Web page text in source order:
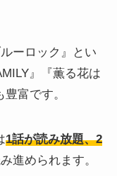
ーロック』とい
』『薫る花は
富です。
1話が読み放題、2
進められます。